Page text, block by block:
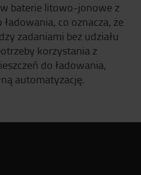
baterie litowo-jonowe z
co oznacza, że
zadaniami bez udziału
korzystania z
do ładowania,
automatyzację.